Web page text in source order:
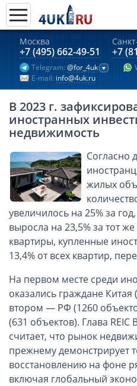
Москва
+7 (495) 662-49-51 +7
Telegram: @for_4uk
E-mail: info@4uk.ru
Актуальные предложения
Компании в Гонконге
Английские компании LTD
Киргизия (компания и счёт)
Компании в Китае
Казахстан (компания и счёт)
Открытие счета в банках
Платежная система Гонконга
Платежная система
Платежная система Маврикия
Платежная система Казахстана
ОАЭ, Аджман (компания и счёт)
Оффшоры в Панаме
Оффшоры на Сейшелах
Турция (компания и счёт)
Счёт и карта в Турции для физлиц
Cчёт в Турции для компании
В 2023 г.
иностранных
недвижимость
Согласно
жилых
увеличилось на 25% за
выросла на 23,5% за тот
квартиры, купленные
13,4% от всех квартир,
На первом месте среди
оказались граждане Китая
втором — РФ (1260
(631 объектов). Глава
считает, что рынок
прежнему демонстрирует
восстановлению на фоне
включая глобальный